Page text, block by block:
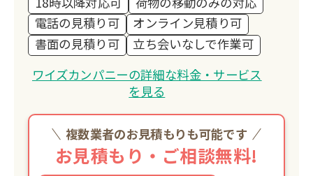
電話の見積り可
オンライン見積り可
書面の見積り可
立ち会いなしで作業可
ワイズカンパニーの詳細な料金・サービス
を見る
複数業者のお見積もりも可能です
お見積もり・ご相談無料!